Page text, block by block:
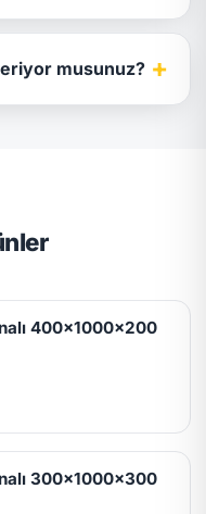
musunuz? +
400x1000x200
300x1000x300